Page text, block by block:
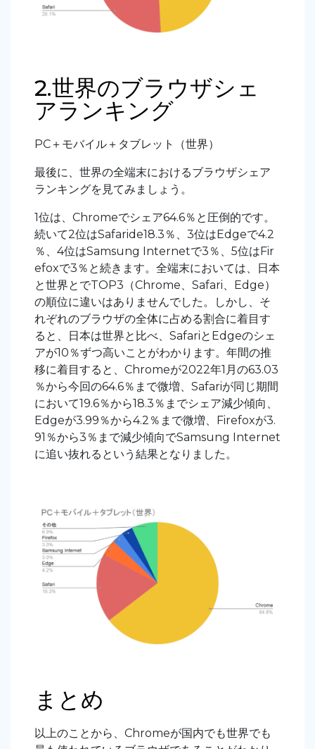
2.世界のブラウザシェ
アランキング
PC＋モバイル＋タブレット（世界）
最後に、世界の全端末におけるブラウザシェア
ランキングを見てみましょう。
1位は、Chromeでシェア64.6％と圧倒的です。
続いて2位はSafaride18.3％、3位はEdgeで4.2
％、4位はSamsung Internetで3％、5位はFir
efoxで3％と続きます。全端末においては、日本
と世界とでTOP3（Chrome、Safari、Edge）
の順位に違いはありませんでした。しかし、そ
れぞれのブラウザの全体に占める割合に着目す
ると、日本は世界と比べ、SafariとEdgeのシェ
アが10％ずつ高いことがわかります。年間の推
移に着目すると、Chromeが2022年1月の63.03
％から今回の64.6％まで微増、Safariが同じ期間
において19.6％から18.3％までシェア減少傾向、
Edgeが3.99％から4.2％まで微増、Firefoxが3.
91％から3％まで減少傾向でSamsung Internet
に追い抜れるという結果となりました。
まとめ
以上のことから、Chromeが国内でも世界でも